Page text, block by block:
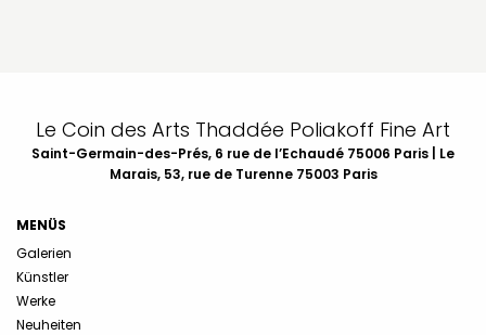
Le Coin des Arts Thaddée Poliakoff Fine Art
Saint-Germain-des-Prés, 6 rue de l’Echaudé 75006 Paris | Le
Marais, 53, rue de Turenne 75003 Paris
MENÜS
Galerien
Künstler
Werke
Neuheiten